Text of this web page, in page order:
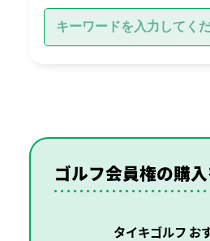
ゴルフ会員権の購
タイキゴルフ お